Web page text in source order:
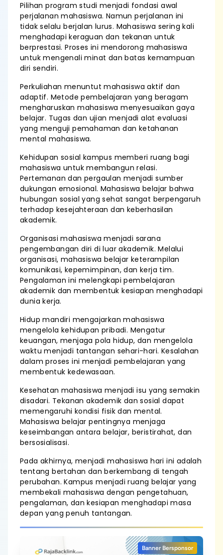
Pilihan program studi menjadi fondasi awal
perjalanan mahasiswa. Namun perjalanan ini
tidak selalu berjalan lurus. Mahasiswa sering kali
menghadapi keraguan dan tekanan untuk
berprestasi. Proses ini mendorong mahasiswa
untuk mengenali minat dan batas kemampuan
diri sendiri.
Perkuliahan menuntut mahasiswa aktif dan
adaptif. Metode pembelajaran yang beragam
mengharuskan mahasiswa menyesuaikan gaya
belajar. Tugas dan ujian menjadi alat evaluasi
yang menguji pemahaman dan ketahanan
mental mahasiswa.
Kehidupan sosial kampus memberi ruang bagi
mahasiswa untuk membangun relasi.
Pertemanan dan pergaulan menjadi sumber
dukungan emosional. Mahasiswa belajar bahwa
hubungan sosial yang sehat sangat berpengaruh
terhadap kesejahteraan dan keberhasilan
akademik.
Organisasi mahasiswa menjadi sarana
pengembangan diri di luar akademik. Melalui
organisasi, mahasiswa belajar keterampilan
komunikasi, kepemimpinan, dan kerja tim.
Pengalaman ini melengkapi pembelajaran
akademik dan membentuk kesiapan menghadapi
dunia kerja.
Hidup mandiri mengajarkan mahasiswa
mengelola kehidupan pribadi. Mengatur
keuangan, menjaga pola hidup, dan mengelola
waktu menjadi tantangan sehari-hari. Kesalahan
dalam proses ini menjadi pembelajaran yang
membentuk kedewasaan.
Kesehatan mahasiswa menjadi isu yang semakin
disadari. Tekanan akademik dan sosial dapat
memengaruhi kondisi fisik dan mental.
Mahasiswa belajar pentingnya menjaga
keseimbangan antara belajar, beristirahat, dan
bersosialisasi.
Pada akhirnya, menjadi mahasiswa hari ini adalah
tentang bertahan dan berkembang di tengah
perubahan. Kampus menjadi ruang belajar yang
membekali mahasiswa dengan pengetahuan,
pengalaman, dan kesiapan menghadapi masa
depan yang penuh tantangan.
Banner Bersponsor